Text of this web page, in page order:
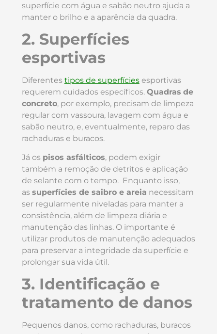
superfície com água e sabão neutro ajuda a
manter o brilho e a aparência da quadra.
2. Superfícies
esportivas
Diferentes tipos de superfíciesesportivas
requerem cuidados específicos. Quadras de
concreto, por exemplo, precisam de limpeza
regular com vassoura, lavagem com água e
sabão neutro, e, eventualmente, reparo das
rachaduras e buracos.
Já os pisos asfálticos, podem exigir
também a remoção de detritos e aplicação
de selante com o tempo. Enquanto isso,
as superfícies de saibro e areia necessitam
ser regularmente niveladas para manter a
consistência, além de limpeza diária e
manutenção das linhas. O importante é
utilizar produtos de manutenção adequados
para preservar a integridade da superfície e
prolongar sua vida útil.
3. Identificação e
tratamento de danos
Pequenos danos, como rachaduras, buracos